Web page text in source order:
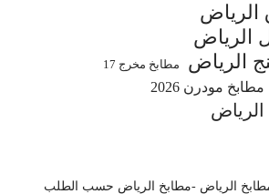
الرياض
الرياض
مطابخ مخرج 17
مطابخ مودرن 2026
الرياض -مطابخ الرياض حسب الطلب